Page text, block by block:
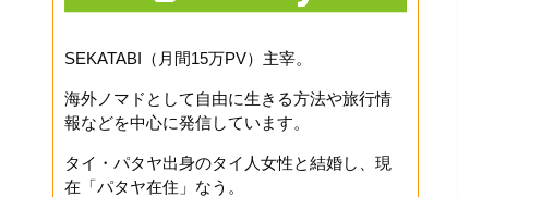
SEKATABI（月間15万PV）主宰。
海外ノマドとして自由に生きる方法や旅行情
報などを中心に発信しています。
タイ・パタヤ出身のタイ人女性と結婚し、現
在「パタヤ在住」なう。